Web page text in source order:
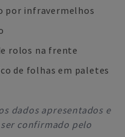
por infravermelhos
rolos na frente
de folhas em paletes
dados apresentados e
confirmado pelo